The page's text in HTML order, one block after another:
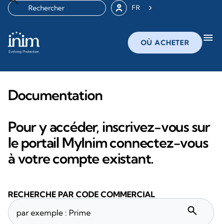
FR
OÙ ACHETER menu
Documentation
Pour y accéder, inscrivez-vous sur
le portail MyInim connectez-vous
à votre compte existant.
RECHERCHE PAR CODE COMMERCIAL
search